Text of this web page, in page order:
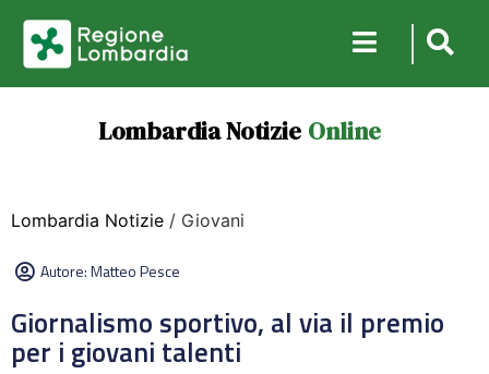
Lombardia Notizie Online
Lombardia Notizie / Giovani
Autore:Matteo Pesce
Giornalismo sportivo, al via il premio
per i giovani talenti